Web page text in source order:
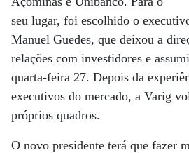
seu lugar, foi escolhido o
Manuel Guedes, que deixou a
relações com investidores e
quarta-feira 27. Depois da
executivos do mercado, a Varig
próprios quadros.
O novo presidente terá que fazer